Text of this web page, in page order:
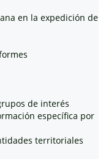
en la expedición de
de interés
específica por
territoriales